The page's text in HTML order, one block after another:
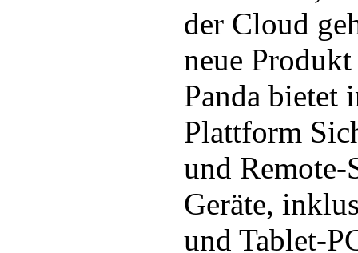
der Cloud
neue Produkt
Panda bietet
Plattform
und
Geräte,
und Tablet-